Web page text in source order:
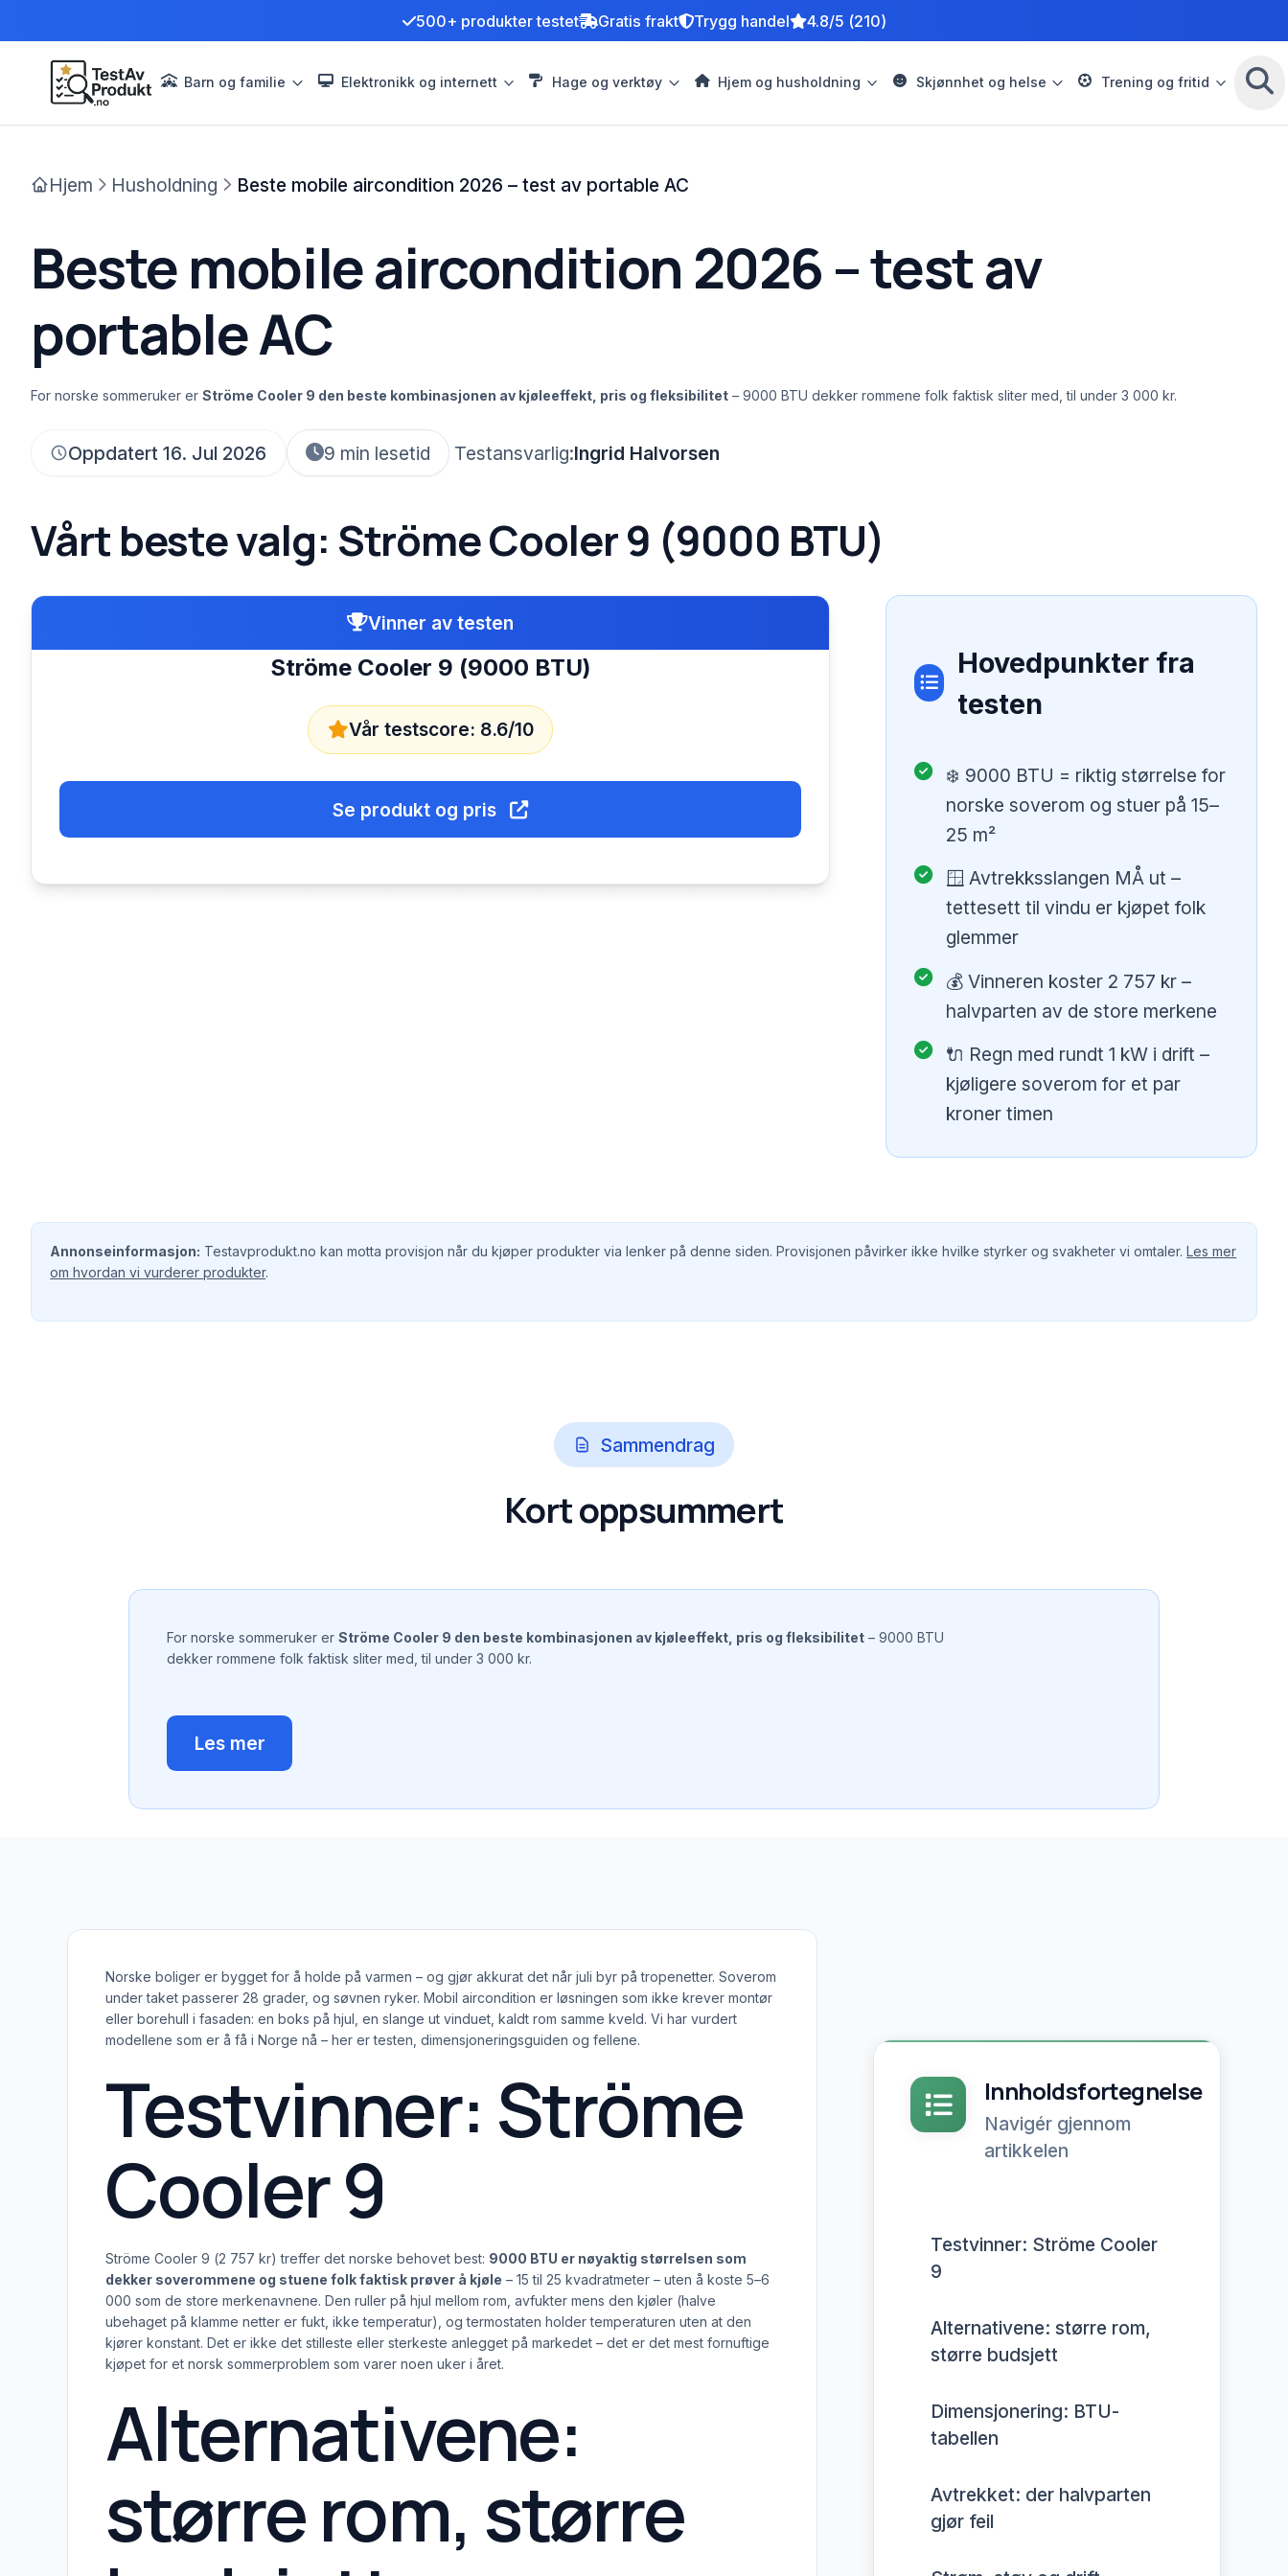
500+ produkter testet Gratis frakt Trygg handel 4.8/5 (210)
Barn og familie Elektronikk og internett Hage og verktøy Hjem og husholdning Skjønnhet og helse Trening og fritid
Hjem Husholdning Beste mobile aircondition 2026 – test av portable AC
Beste mobile aircondition 2026 – test av
portable AC
For norske sommeruker er Ströme Cooler 9 den beste kombinasjonen av kjøleeffekt, pris og fleksibilitet – 9000 BTU dekker rommene folk faktisk sliter med, til under 3 000 kr.
Oppdatert 16. Jul 2026 9 min lesetid Testansvarlig:Ingrid Halvorsen
Vårt beste valg: Ströme Cooler 9 (9000 BTU)
Hovedpunkter fra
testen
❄️ 9000 BTU = riktig størrelse for
norske soverom og stuer på 15–
25 m²
🪟 Avtrekksslangen MÅ ut –
tettesett til vindu er kjøpet folk
glemmer
💰 Vinneren koster 2 757 kr –
halvparten av de store merkene
🔌 Regn med rundt 1 kW i drift –
kjøligere soverom for et par
kroner timen
Vinner av testen
Ströme Cooler 9 (9000 BTU)
Vår testscore: 8.6/10
Se produkt og pris
Annonseinformasjon: Testavprodukt.no kan motta provisjon når du kjøper produkter via lenker på denne siden. Provisjonen påvirker ikke hvilke styrker og svakheter vi omtaler.Les mer
om hvordan vi vurderer produkter.
Sammendrag
Kort oppsummert
For norske sommeruker er Ströme Cooler 9 den beste kombinasjonen av kjøleeffekt, pris og fleksibilitet– 9000 BTU
dekker rommene folk faktisk sliter med, til under 3 000 kr.
Les mer
Norske boliger er bygget for å holde på varmen – og gjør akkurat det når juli byr på tropenetter. Soverom
under taket passerer 28 grader, og søvnen ryker. Mobil aircondition er løsningen som ikke krever montør
eller borehull i fasaden: en boks på hjul, en slange ut vinduet, kaldt rom samme kveld. Vi har vurdert
modellene som er å få i Norge nå – her er testen, dimensjoneringsguiden og fellene.
Testvinner: Ströme
Cooler 9
Ströme Cooler 9 (2 757 kr) treffer det norske behovet best: 9000 BTU er nøyaktig størrelsen som
dekker soverommene og stuene folk faktisk prøver å kjøle – 15 til 25 kvadratmeter – uten å koste 5–6
000 som de store merkenavnene. Den ruller på hjul mellom rom, avfukter mens den kjøler (halve
ubehaget på klamme netter er fukt, ikke temperatur), og termostaten holder temperaturen uten at den
kjører konstant. Det er ikke det stilleste eller sterkeste anlegget på markedet – det er det mest fornuftige
kjøpet for et norsk sommerproblem som varer noen uker i året.
Alternativene:
større rom, større
Innholdsfortegnelse
Navigér gjennom
artikkelen
Testvinner: Ströme Cooler
9
Alternativene: større rom,
større budsjett
Dimensjonering: BTU-
tabellen
Avtrekket: der halvparten
gjør feil